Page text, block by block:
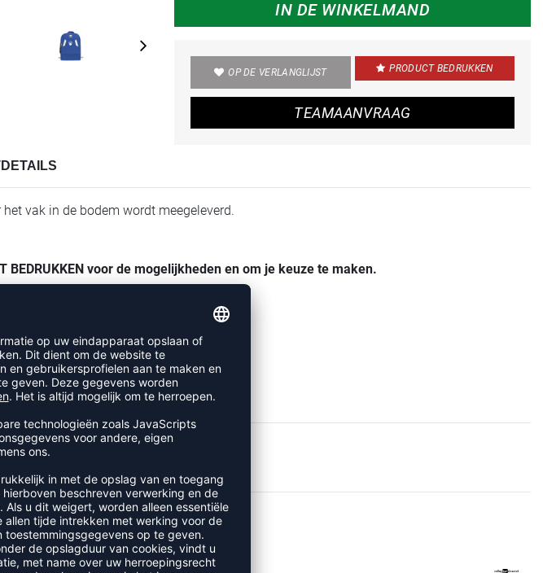
IN DE WINKELMAND
OP DE VERLANGLIJST PRODUCT BEDRUKKEN
TEAMAANVRAAG
vak in de bodem wordt meegeleverd.
voor de mogelijkheden en om je keuze te maken.
VOLEVO